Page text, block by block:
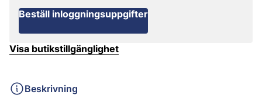
Beställ inloggningsuppgifter
Visa butikstillgänglighet
Beskrivning